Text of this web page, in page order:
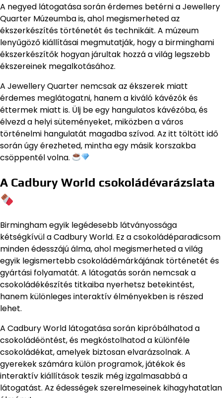
A negyed látogatása során érdemes betérni a Jewellery
Quarter Múzeumba is, ahol megismerheted az
ékszerkészítés történetét és technikáit. A múzeum
lenyűgöző kiállításai megmutatják, hogy a birminghami
ékszerkészítők hogyan járultak hozzá a világ legszebb
ékszereinek megalkotásához.
A Jewellery Quarter nemcsak az ékszerek miatt
érdemes meglátogatni, hanem a kiváló kávézók és
éttermek miatt is. Ülj be egy hangulatos kávézóba, és
élvezd a helyi süteményeket, miközben a város
történelmi hangulatát magadba szívod. Az itt töltött idő
során úgy érezheted, mintha egy másik korszakba
csöppentél volna.
A Cadbury World csokoládévarázslata
Birmingham egyik legédesebb látványossága
kétségkívül a Cadbury World. Ez a csokoládéparadicsom
minden édesszájú álma, ahol megismerheted a világ
egyik legismertebb csokoládémárkájának történetét és
gyártási folyamatát. A látogatás során nemcsak a
csokoládékészítés titkaiba nyerhetsz betekintést,
hanem különleges interaktív élményekben is részed
lehet.
A Cadbury World látogatása során kipróbálhatod a
csokoládéöntést, és megkóstolhatod a különféle
csokoládékat, amelyek biztosan elvarázsolnak. A
gyerekek számára külön programok, játékok és
interaktív kiállítások teszik még izgalmasabbá a
látogatást. Az édességek szerelmeseinek kihagyhatatlan